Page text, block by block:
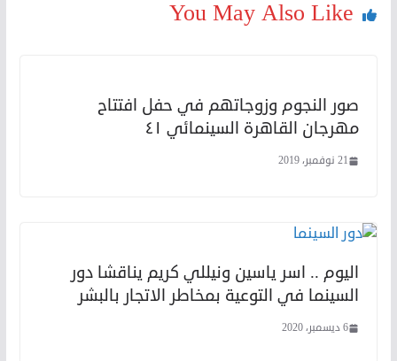
You May Also Like
صور النجوم وزوجاتهم في حفل افتتاح
مهرجان القاهرة السينمائي ٤١
21 نوفمبر، 2019
اليوم .. اسر ياسين ونيللي كريم يناقشا دور
السينما في التوعية بمخاطر الاتجار بالبشر
6 ديسمبر، 2020